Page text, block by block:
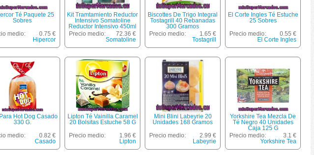
Té Paquete 25
Sobres
medio:
0.75 €
Hipercor
Kit Tramtamiento Reductor
Intensivo Somatoline
Reductor Intensivo 450ml
+ Sérum Zonas Rebeldes
100ml
Precio medio:
72.36 €
Somatoline
Biscottes De Trigo Integral
Tostagrill 40 Rebanadas
300 Gramos
Precio medio:
1.65 €
Tostagrill
El Corte Ingles Té Estuche
25 Sobres
Precio medio:
0.55 €
El Corte Ingles
Hot Dog Casado
330 G.
medio:
0.82 €
Casado
Lipton Té Vainilla Caramel
20 Bolsitas Estuche 58 G
Precio medio:
1.96 €
Lipton
Mini Blini Labeyrie 20
Unidades 168 Gramos
Precio medio:
2.99 €
Labeyrie
Yorkshire Tea Mezcla De
Té Negro 40 Unidades
Caja 125 G
Precio medio:
3.1 €
Yorkshire Tea